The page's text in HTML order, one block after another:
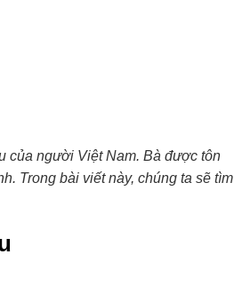
của người Việt Nam. Bà được tôn
Trong bài viết này, chúng ta sẽ tìm